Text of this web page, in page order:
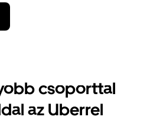
csoporttal
az Uberrel